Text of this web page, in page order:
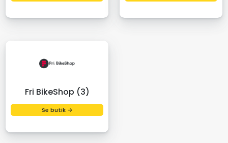
Fri BikeShop (3)
Se butik →